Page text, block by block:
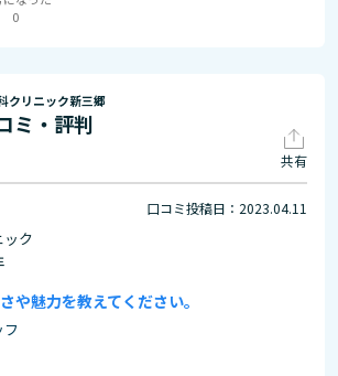
0
リニック新三郷
ミ・評判
共有
口コミ投稿日：2023.04.11
ック
や魅力を教えてください。